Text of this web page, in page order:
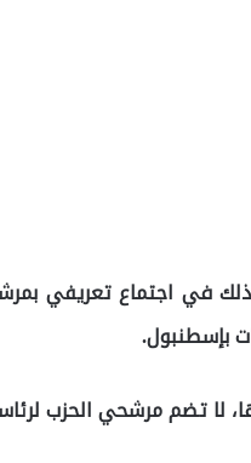
في اجتماع تعريفي
بإسطنبول.
لا تضم مرشحي الحزب